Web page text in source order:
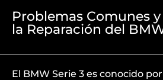
Problemas Comunes
la Reparación del
El BMW Serie 3 es conocido